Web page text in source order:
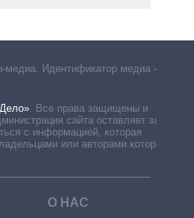
медиа. Идентификатор медиа –
Все права защищены и
сайта оставляет за
с информацией, которая
или авторами которой
О НАС